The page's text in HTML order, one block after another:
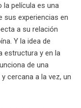
la película es una
sus experiencias en
a su relación
Y la idea de
estructura y en la
de una
cercana a la vez, un